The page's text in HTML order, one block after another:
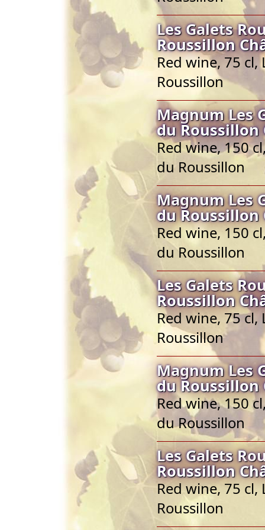
Les Galets
Roussillon
Red wine, 75 cl,
Roussillon
Magnum Les
du Roussillon
Red wine, 150
du Roussillon
Magnum Les
du Roussillon
Red wine, 150
du Roussillon
Les Galets
Roussillon
Red wine, 75
Roussillon
Magnum Les
du Roussillon
Red wine, 150
du Roussillon
Les Galets
Roussillon
Red wine, 75 cl,
Roussillon